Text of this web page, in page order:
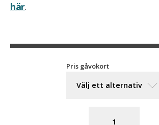
här.
Pris gåvokort